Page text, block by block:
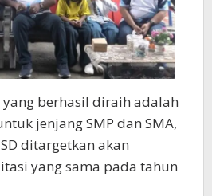
berhasil diraih adalah
jenjang SMP dan SMA,
ditargetkan akan
yang sama pada tahun